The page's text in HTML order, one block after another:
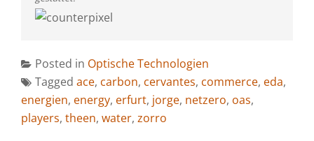
Posted in Optische Technologien
Tagged ace, carbon, cervantes, commerce, eda,
energien, energy, erfurt, jorge, netzero, oas,
players, theen, water, zorro